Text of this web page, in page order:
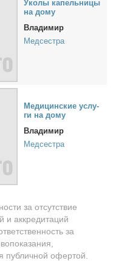
Уко­лы ка­пель­ни­цы
на до­му
Владимир
Медсестра
Ме­ди­цин­ские услу­
ги на до­му
Владимир
Медсестра
за отсутствие
и аккредитаций
за
публичной офертой.